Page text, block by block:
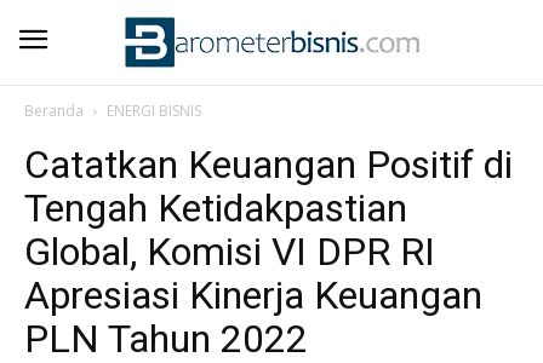
Beranda ENERGI BISNIS
Catatkan Keuangan Positif di
Tengah Ketidakpastian
Global, Komisi VI DPR RI
Apresiasi Kinerja Keuangan
PLN Tahun 2022